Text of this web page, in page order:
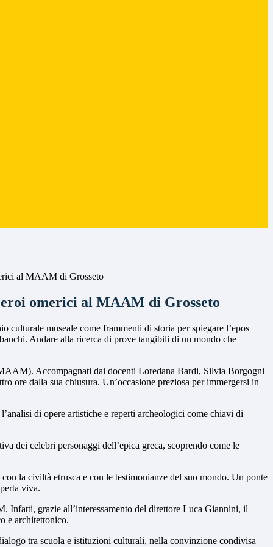
al MAAM di Grosseto
omerici al MAAM di Grosseto
culturale museale come frammenti di storia per spiegare l’epos
Andare alla ricerca di prove tangibili di un mondo che
Accompagnati dai docenti Loredana Bardi, Silvia Borgogni
ore dalla sua chiusura. Un’occasione preziosa per immergersi in
di opere artistiche e reperti archeologici come chiavi di
dei celebri personaggi dell’epica greca, scoprendo come le
la civiltà etrusca e con le testimonianze del suo mondo. Un ponte
viva.
Infatti, grazie all’interessamento del direttore Luca Giannini, il
e architettonico.
tra scuola e istituzioni culturali, nella convinzione condivisa